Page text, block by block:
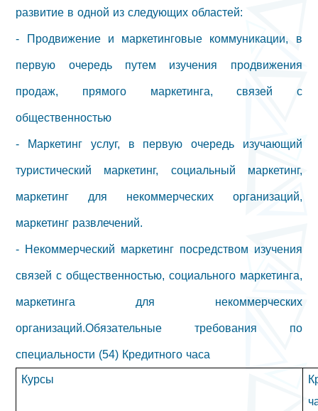
развитие в одной из следующих областей:
- Продвижение и маркетинговые коммуникации, в
первую очередь путем изучения продвижения
продаж, прямого маркетинга, связей с
общественностью
- Маркетинг услуг, в первую очередь изучающий
туристический маркетинг, социальный маркетинг,
маркетинг для некоммерческих организаций,
маркетинг развлечений.
- Некоммерческий маркетинг посредством изучения
связей с общественностью, социального маркетинга,
маркетинга для некоммерческих
организаций.Обязательные требования по
специальности (54) Кредитного часа
Курсы